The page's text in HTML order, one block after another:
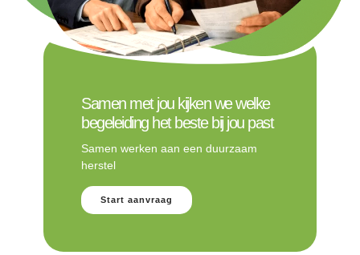
Samen met jou kijken we welke
begeleiding het beste bij jou past
Samen werken aan een duurzaam
herstel
Start aanvraag